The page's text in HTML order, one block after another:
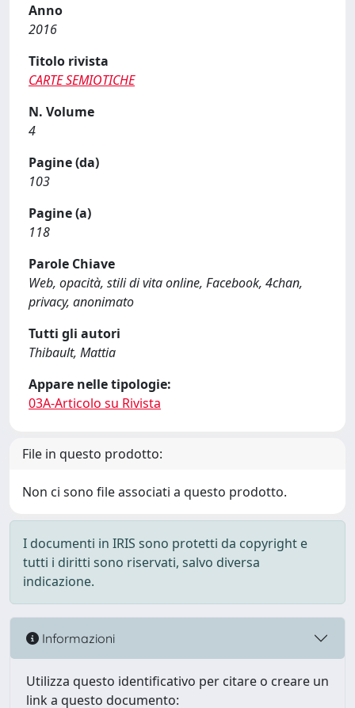
Anno
2016
Titolo rivista
CARTE SEMIOTICHE
N. Volume
4
Pagine (da)
103
Pagine (a)
118
Parole Chiave
Web, opacità, stili di vita online, Facebook, 4chan,
privacy, anonimato
Tutti gli autori
Thibault, Mattia
Appare nelle tipologie:
03A-Articolo su Rivista
File in questo prodotto:
Non ci sono file associati a questo prodotto.
I documenti in IRIS sono protetti da copyright e
tutti i diritti sono riservati, salvo diversa
indicazione.
Informazioni
Utilizza questo identificativo per citare o creare un
link a questo documento: